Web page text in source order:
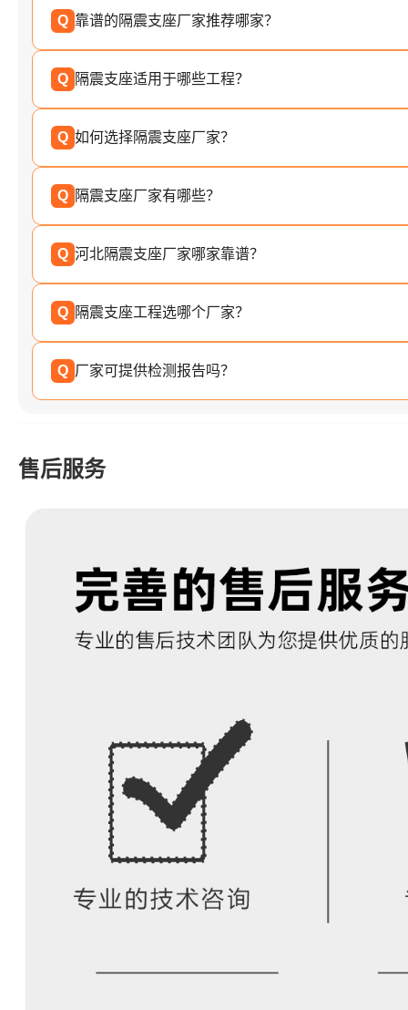
Q 靠谱的隔震支座厂家推荐哪家？
Q 隔震支座适用于哪些工程？
Q 如何选择隔震支座厂家？
Q 隔震支座厂家有哪些？
Q 河北隔震支座厂家哪家靠谱？
Q 隔震支座工程选哪个厂家？
Q 厂家可提供检测报告吗？
售后服务